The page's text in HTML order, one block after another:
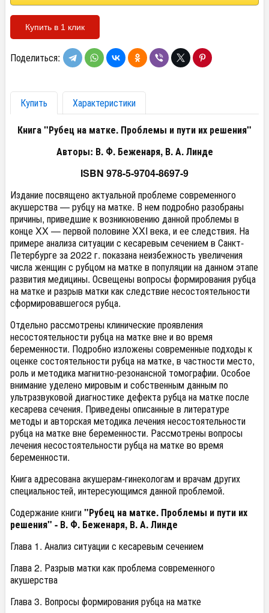
Купить в 1 клик
Поделиться:
Купить
Характеристики
Книга "Рубец на матке. Проблемы и пути их решения"
Авторы: В. Ф. Беженаря, В. А. Линде
ISBN 978-5-9704-8697-9
Издание посвящено актуальной проблеме современного
акушерства — рубцу на матке. В нем подробно разобраны
причины, приведшие к возникновению данной проблемы в
конце XX — первой половине XXI века, и ее следствия. На
примере анализа ситуации с кесаревым сечением в Санкт-
Петербурге за 2022 г. показана неизбежность увеличения
числа женщин с рубцом на матке в популяции на данном этапе
развития медицины. Освещены вопросы формирования рубца
на матке и разрыв матки как следствие несостоятельности
сформировавшегося рубца.
Отдельно рассмотрены клинические проявления
несостоятельности рубца на матке вне и во время
беременности. Подробно изложены современные подходы к
оценке состоятельности рубца на матке, в частности место,
роль и методика магнитно-резонансной томографии. Особое
внимание уделено мировым и собственным данным по
ультразвуковой диагностике дефекта рубца на матке после
кесарева сечения. Приведены описанные в литературе
методы и авторская методика лечения несостоятельности
рубца на матке вне беременности. Рассмотрены вопросы
лечения несостоятельности рубца на матке во время
беременности.
Книга адресована акушерам-гинекологам и врачам других
специальностей, интересующимся данной проблемой.
Содержание книги"Рубец на матке. Проблемы и пути их
решения" - В. Ф. Беженаря, В. А. Линде
Глава 1. Анализ ситуации с кесаревым сечением
Глава 2. Разрыв матки как проблема современного
акушерства
Глава 3. Вопросы формирования рубца на матке